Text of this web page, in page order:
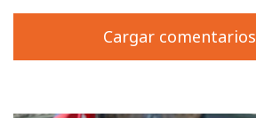
Cargar comentarios